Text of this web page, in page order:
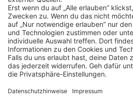
Klickehier, um alle offenen Jobs
Impressum Datenschutz
FAQ
Veranstaltungen
Sitemap